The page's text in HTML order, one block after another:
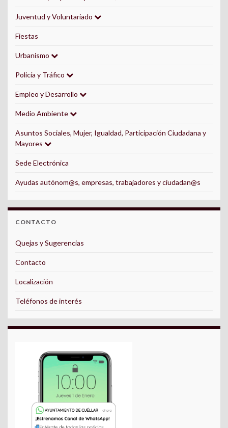
Juventud y Voluntariado
Fiestas
Urbanismo
Policía y Tráfico
Empleo y Desarrollo
Medio Ambiente
Asuntos Sociales, Mujer, Igualdad, Participación Ciudadana y
Mayores
Sede Electrónica
Ayudas autónom@s, empresas, trabajadores y ciudadan@s
CONTACTO
Quejas y Sugerencias
Contacto
Localización
Teléfonos de interés